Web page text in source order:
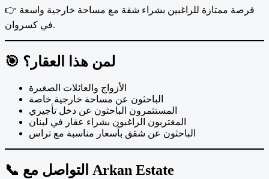
👉 فرصة ممتازة للراغبين بشراء شقة مع مساحة خارجية واسعة
في كسروان.
🎯 لمن هذا العقار؟
الأزواج والعائلات الصغيرة
الباحثون عن مساحة خارجية خاصة
المستثمرون الباحثون عن دخل تأجيري
المغتربون الراغبون بشراء عقار في لبنان
الباحثون عن شقق بأسعار مناسبة مع تراس
📞 التواصل مع Arkan Estate